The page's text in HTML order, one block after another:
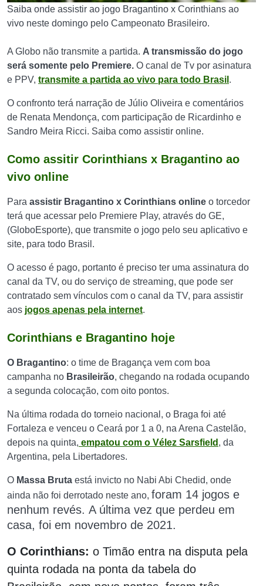
Saiba onde assistir ao jogo Bragantino x Corinthians ao
vivo neste domingo pelo Campeonato Brasileiro.
A Globo não transmite a partida. A transmissão do jogo
será somente pelo Premiere. O canal de Tv por asinatura
e PPV, transmite a partida ao vivo para todo Brasil .
O confronto terá narração de Júlio Oliveira e comentários
de Renata Mendonça, com participação de Ricardinho e
Sandro Meira Ricci. Saiba como assistir online.
Como assitir Corinthians x Bragantino ao
vivo online
Para assistir Bragantino x Corinthians online o torcedor
terá que acessar pelo Premiere Play, através do GE,
(GloboEsporte), que transmite o jogo pelo seu aplicativo e
site, para todo Brasil.
O acesso é pago, portanto é preciso ter uma assinatura do
canal da TV, ou do serviço de streaming, que pode ser
contratado sem vínculos com o canal da TV, para assistir
aos jogos apenas pela internet.
Corinthians e Bragantino hoje
O Bragantino: o time de Bragança vem com boa
campanha no Brasileirão, chegando na rodada ocupando
a segunda colocação, com oito pontos.
Na última rodada do torneio nacional, o Braga foi até
Fortaleza e venceu o Ceará por 1 a 0, na Arena Castelão,
depois na quinta, empatou com o Vélez Sarsfield , da
Argentina, pela Libertadores.
O Massa Bruta está invicto no Nabi Abi Chedid, onde
ainda não foi derrotado neste ano, foram 14 jogos e
nenhum revés. A última vez que perdeu em
casa, foi em novembro de 2021.
O Corinthians: o Timão entra na disputa pela
quinta rodada na ponta da tabela do